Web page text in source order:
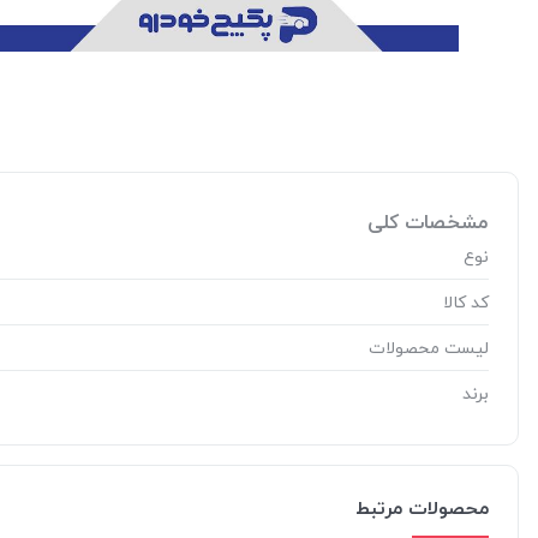
مشخصات کلی
نوع
کد کالا
لیست محصولات
برند
محصولات مرتبط